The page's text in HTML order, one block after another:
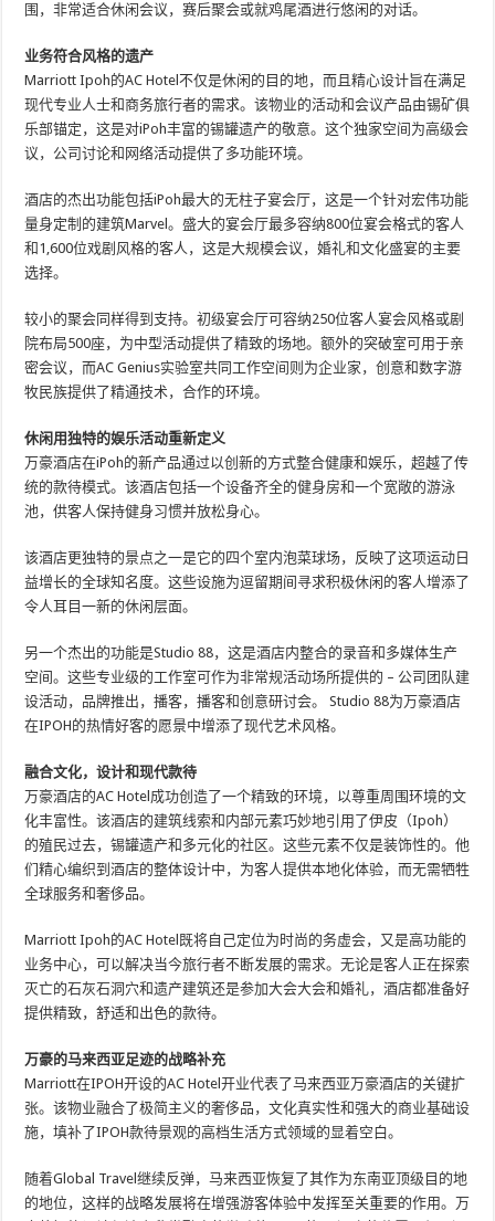
围，非常适合休闲会议，赛后聚会或就鸡尾酒进行悠闲的对话。
业务符合风格的遗产
Marriott Ipoh的AC Hotel不仅是休闲的目的地，而且精心设计旨在满足
现代专业人士和商务旅行者的需求。该物业的活动和会议产品由锡矿俱
乐部锚定，这是对iPoh丰富的锡罐遗产的敬意。这个独家空间为高级会
议，公司讨论和网络活动提供了多功能环境。
酒店的杰出功能包括iPoh最大的无柱子宴会厅，这是一个针对宏伟功能
量身定制的建筑Marvel。盛大的宴会厅最多容纳800位宴会格式的客人
和1,600位戏剧风格的客人，这是大规模会议，婚礼和文化盛宴的主要
选择。
较小的聚会同样得到支持。初级宴会厅可容纳250位客人宴会风格或剧
院布局500座，为中型活动提供了精致的场地。额外的突破室可用于亲
密会议，而AC Genius实验室共同工作空间则为企业家，创意和数字游
牧民族提供了精通技术，合作的环境。
休闲用独特的娱乐活动重新定义
万豪酒店在iPoh的新产品通过以创新的方式整合健康和娱乐，超越了传
统的款待模式。该酒店包括一个设备齐全的健身房和一个宽敞的游泳
池，供客人保持健身习惯并放松身心。
该酒店更独特的景点之一是它的四个室内泡菜球场，反映了这项运动日
益增长的全球知名度。这些设施为逗留期间寻求积极休闲的客人增添了
令人耳目一新的休闲层面。
另一个杰出的功能是Studio 88，这是酒店内整合的录音和多媒体生产
空间。这些专业级的工作室可作为非常规活动场所提供的 – 公司团队建
设活动，品牌推出，播客，播客和创意研讨会。 Studio 88为万豪酒店
在IPOH的热情好客的愿景中增添了现代艺术风格。
融合文化，设计和现代款待
万豪酒店的AC Hotel成功创造了一个精致的环境，以尊重周围环境的文
化丰富性。该酒店的建筑线索和内部元素巧妙地引用了伊皮（Ipoh）
的殖民过去，锡罐遗产和多元化的社区。这些元素不仅是装饰性的。他
们精心编织到酒店的整体设计中，为客人提供本地化体验，而无需牺牲
全球服务和奢侈品。
Marriott Ipoh的AC Hotel既将自己定位为时尚的务虚会，又是高功能的
业务中心，可以解决当今旅行者不断发展的需求。无论是客人正在探索
灭亡的石灰石洞穴和遗产建筑还是参加大会大会和婚礼，酒店都准备好
提供精致，舒适和出色的款待。
万豪的马来西亚足迹的战略补充
Marriott在IPOH开设的AC Hotel开业代表了马来西亚万豪酒店的关键扩
张。该物业融合了极简主义的奢侈品，文化真实性和强大的商业基础设
施，填补了IPOH款待景观的高档生活方式领域的显着空白。
随着Global Travel继续反弹，马来西亚恢复了其作为东南亚顶级目的地
的地位，这样的战略发展将在增强游客体验中发挥至关重要的作用。万